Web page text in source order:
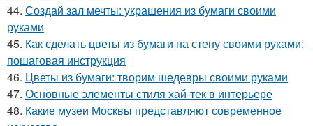
44. Создай зал мечты: украшения из бумаги своими
руками
45. Как сделать цветы из бумаги на стену своими руками:
пошаговая инструкция
46. Цветы из бумаги: творим шедевры своими руками
47. Основные элементы стиля хай-тек в интерьере
48. Какие музеи Москвы представляют современное